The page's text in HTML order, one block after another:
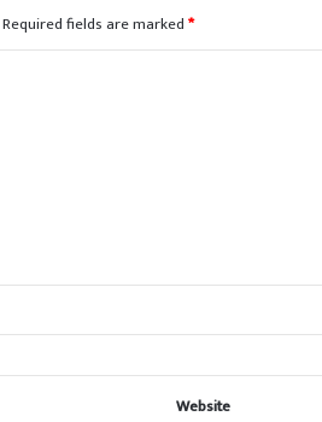
Required fields are marked*
Website